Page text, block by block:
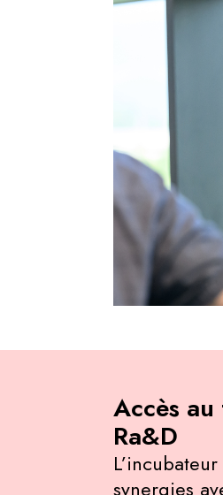
Accès
Ra&D
synergies